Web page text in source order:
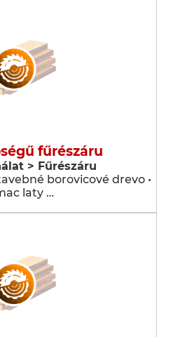
fűrészáru
> Fűrészáru
borovicové drevo •
laty …